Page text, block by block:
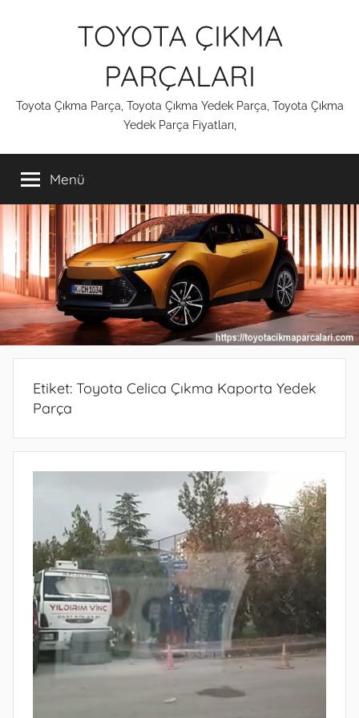
TOYOTA ÇIKMA
PARÇALARI
Toyota Çıkma Parça, Toyota Çıkma Yedek Parça, Toyota Çıkma
Yedek Parça Fiyatları,
Menü
Etiket: Toyota Celica Çıkma Kaporta Yedek
Parça